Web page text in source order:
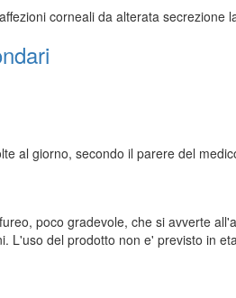
corneali da alterata secrezione
al giorno, secondo il parere del
poco gradevole, che si avverte
L'uso del prodotto non e' previsto in